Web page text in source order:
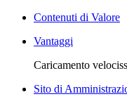
Contenuti di Valore
Vantaggi
Caricamento
Sito di